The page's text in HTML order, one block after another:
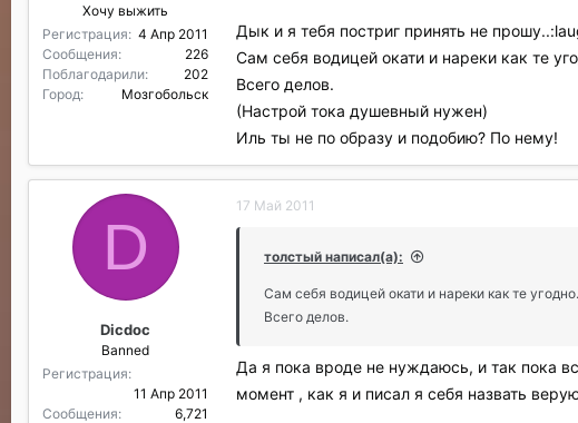
и
:
Хочу выжить
Регистрация
4 Апр 2011
Сообщения
226
Поблагодарили
202
Город
Мозгобольск
Дык и я тебя постриг принять не
Сам себя водицей окати и нареки как те
Всего делов.
(Настрой тока душевный нужен)
Иль ты не по образу и подобию? По нему!
D
Dicdoc
Banned
Регистрация
11 Апр 2011
Сообщения
6,721
17 Май 2011
толстый написал(а):
Сам себя водицей окати и нареки как те
Всего делов.
Да я пока вроде не нуждаюсь, и так пока
момент , как я и писал я себя назвать